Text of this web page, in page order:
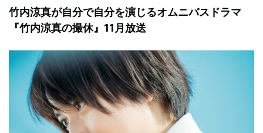
竹内涼真が自分で自分を演じるオムニバスドラマ
『竹内涼真の撮休』11月放送